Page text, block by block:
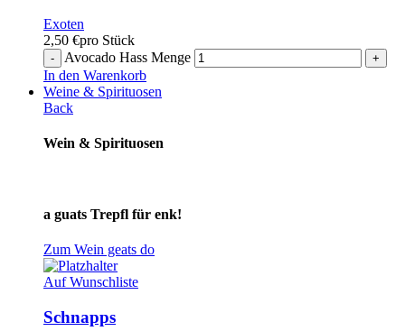
Exoten
2,50 €pro Stück
Avocado Hass Menge
In den Warenkorb
Weine & Spirituosen
Back
Wein & Spirituosen
a guats Trepfl für enk!
Zum Wein geats do
Auf Wunschliste
Schnapps